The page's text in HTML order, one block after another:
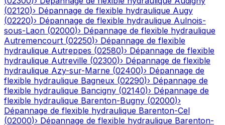
(02120)› Dépannage de flexible hydraulique Augy
(02220)› Dépannage de flexible hydraulique Aulnois-
sous-Laon (02000)› Dépannage de flexible hydraulique
Autremencourt (02250)› Dépannage de flexible
hydraulique Autreppes (02580)› Dépannage de flexible
hydraulique Autreville (02300)› Dépannage de flexible
hydraulique Azy-sur-Marne (02400)› Dépannage de
flexible hydraulique Bagneux (02290)› Dépannage de
flexible hydraulique Bancigny (02140)› Dépannage de
flexible hydraulique Barenton-Bugny (02000)›
Dépannage de flexible hydraulique Barenton-Cel
(02000)› Dépannage de flexible hydraulique Barenton-